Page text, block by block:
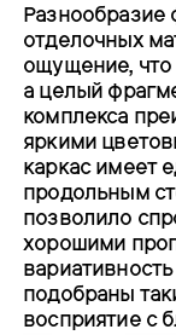
отделочных
ощущение, что
а целый
комплекса
яркими
каркас имеет
продольным
позволило
хорошими
подобраны
восприятие с